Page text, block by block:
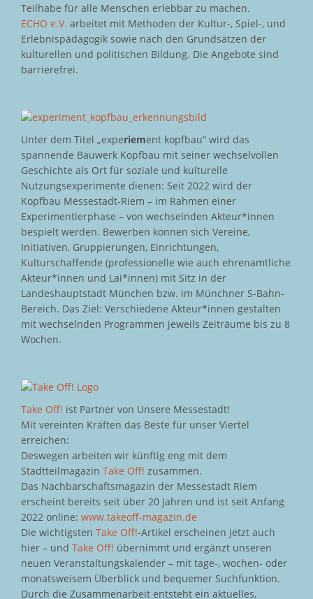
Teilhabe für alle Menschen erlebbar zu machen.
ECHO e.V. arbeitet mit Methoden der Kultur-, Spiel-, und
Erlebnispädagogik sowie nach den Grundsätzen der
kulturellen und politischen Bildung. Die Angebote sind
barrierefrei.
Unter dem Titel „experiement kopfbau“ wird das
spannende Bauwerk Kopfbau mit seiner wechselvollen
Geschichte als Ort für soziale und kulturelle
Nutzungsexperimente dienen: Seit 2022 wird der
Kopfbau Messestadt-Riem – im Rahmen einer
Experimentierphase – von wechselnden Akteur*innen
bespielt werden. Bewerben können sich Vereine,
Initiativen, Gruppierungen, Einrichtungen,
Kulturschaffende (professionelle wie auch ehrenamtliche
Akteur*innen und Lai*innen) mit Sitz in der
Landeshauptstadt München bzw. im Münchner S-Bahn-
Bereich. Das Ziel: Verschiedene Akteur*innen gestalten
mit wechselnden Programmen jeweils Zeiträume bis zu 8
Wochen.
Take Off! ist Partner von Unsere Messestadt!
Mit vereinten Kräften das Beste für unser Viertel
erreichen:
Deswegen arbeiten wir künftig eng mit dem
Stadtteilmagazin Take Off! zusammen.
Das Nachbarschaftsmagazin der Messestadt Riem
erscheint bereits seit über 20 Jahren und ist seit Anfang
2022 online: www.takeoff-magazin.de
Die wichtigsten Take Off!-Artikel erscheinen jetzt auch
hier – und Take Off! übernimmt und ergänzt unseren
neuen Veranstaltungskalender – mit tage-, wochen- oder
monatsweisem Überblick und bequemer Suchfunktion.
Durch die Zusammenarbeit entsteht ein aktuelles,